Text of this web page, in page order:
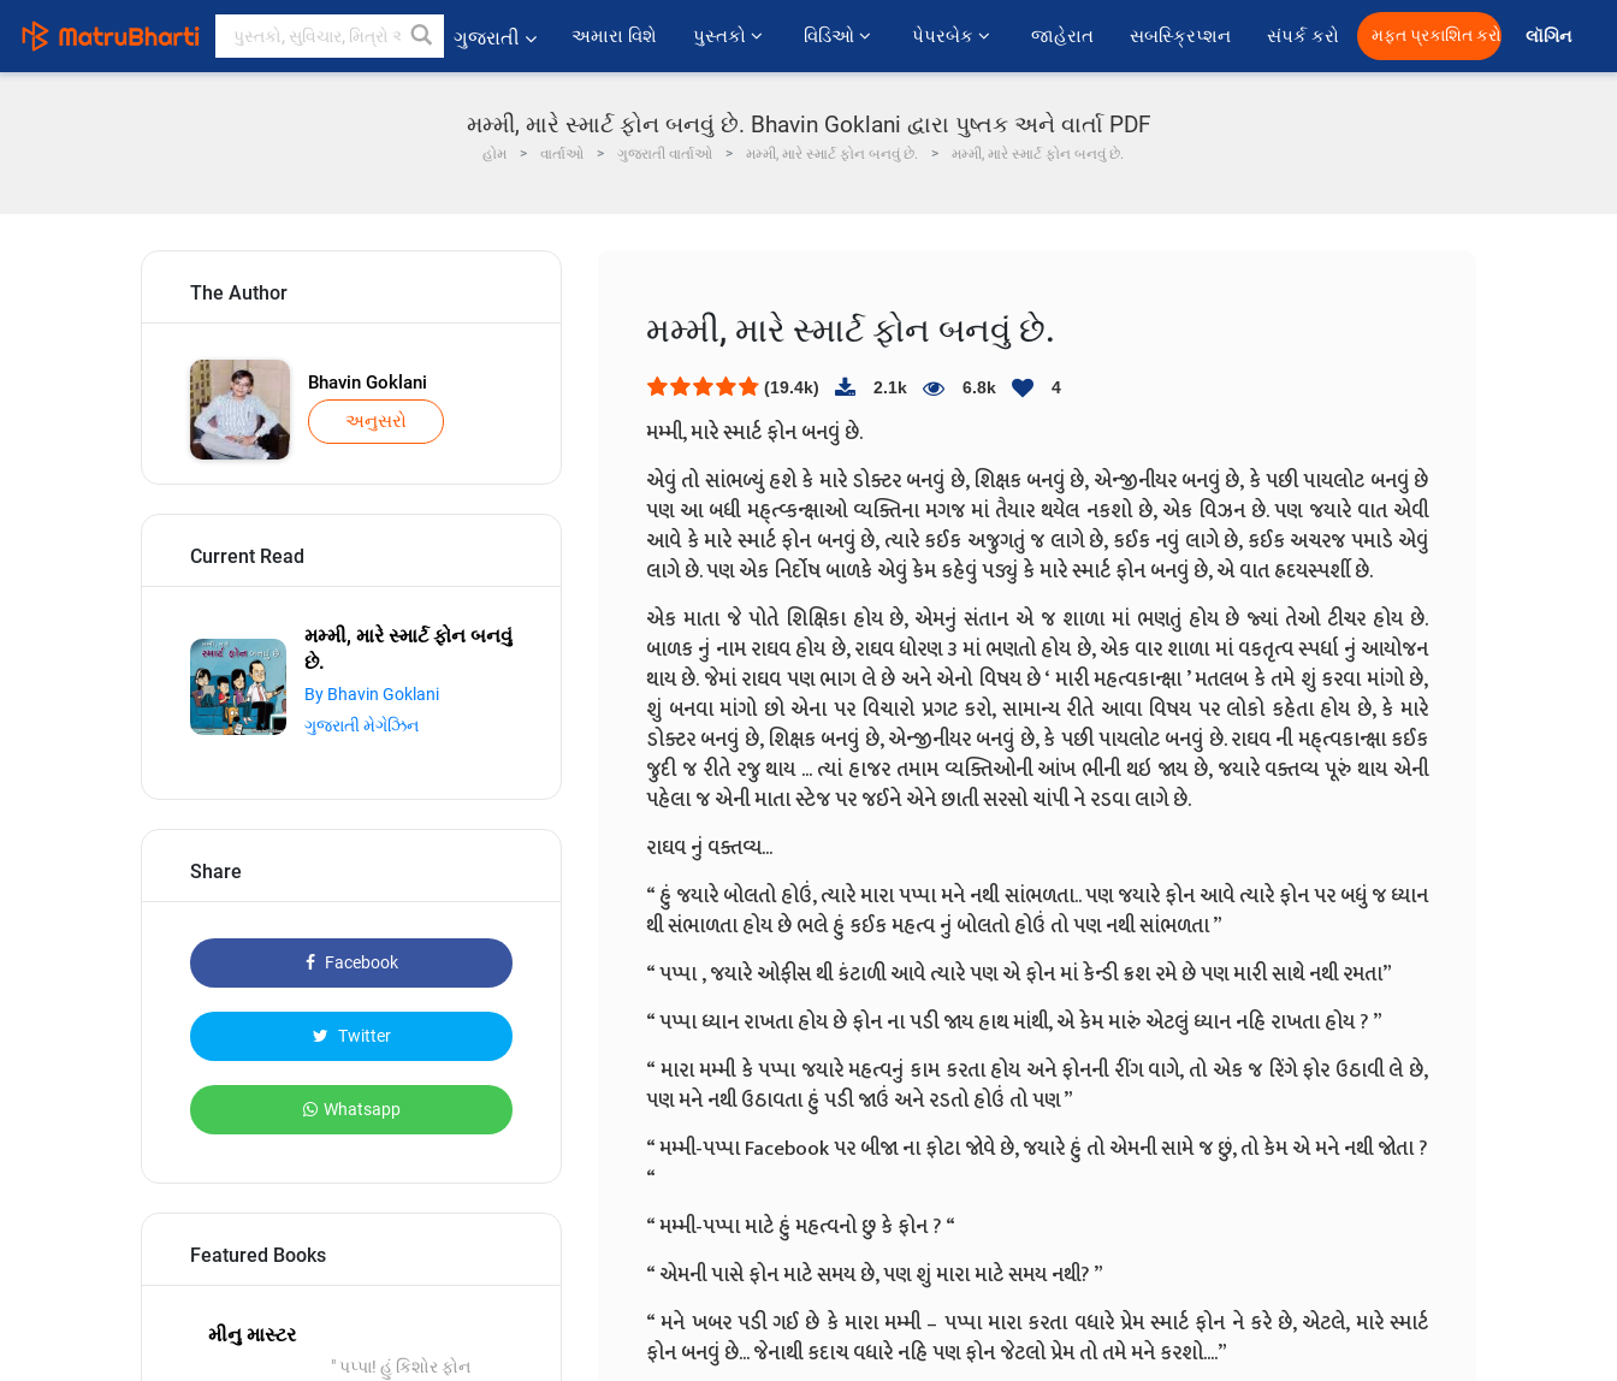
ગુજરાતી અમારા વિશે પુસ્તકો વિડિઓ પેપરબેક જાહેરાત સબસ્ક્રિપ્શન સંપર્ક કરો મફત પ્રકાશિત કરો લૉગિન
મમ્મી, મારે સ્માર્ટ ફોન બનવું છે. Bhavin Goklani દ્વારા પુષ્તક અને વાર્તા PDF
હોમ વાર્તાઓ ગુજરાતી વાર્તાઓ મમ્મી, મારે સ્માર્ટ ફોન બનવું છે. મમ્મી, મારે સ્માર્ટ ફોન બનવું છે.
The Author
Bhavin Goklani
અનુસરો
Current Read
મમ્મી, મારે સ્માર્ટ ફોન બનવું
છે.
By Bhavin Goklani
ગુજરાતી મેગેઝિન
Share
Facebook
Twitter
Whatsapp
Featured Books
મીનુ માસ્ટર
" પપ્પા! હું કિશોર ફોન
મમ્મી, મારે સ્માર્ટ ફોન બનવું છે.
(19.4k) 2.1k 6.8k 4
મમ્મી, મારે સ્માર્ટ ફોન બનવું છે.
એવું તો સાંભળ્યું હશે કે મારે ડોક્ટર બનવું છે, શિક્ષક બનવું છે, એન્જીનીયર બનવું છે, કે પછી પાયલોટ બનવું છે
પણ આ બધી મહ્ત્વ્કન્ક્ષાઓ વ્યક્તિના મગજ માં તૈયાર થયેલ નકશો છે, એક વિઝન છે. પણ જયારે વાત એવી
આવે કે મારે સ્માર્ટ ફોન બનવું છે, ત્યારે કઈક અજુગતું જ લાગે છે, કઈક નવું લાગે છે, કઈક અચરજ પમાડે એવું
લાગે છે. પણ એક નિર્દોષ બાળકે એવું કેમ કહેવું પડ્યું કે મારે સ્માર્ટ ફોન બનવું છે, એ વાત હ્રદયસ્પર્શી છે.
એક માતા જે પોતે શિક્ષિકા હોય છે, એમનું સંતાન એ જ શાળા માં ભણતું હોય છે જ્યાં તેઓ ટીચર હોય છે.
બાળક નું નામ રાઘવ હોય છે, રાઘવ ધોરણ ૩ માં ભણતો હોય છે, એક વાર શાળા માં વકતૃત્વ સ્પર્ધા નું આયોજન
થાય છે. જેમાં રાઘવ પણ ભાગ લે છે અને એનો વિષય છે ‘ મારી મહત્વકાન્ક્ષા ’ મતલબ કે તમે શું કરવા માંગો છે,
શું બનવા માંગો છો એના પર વિચારો પ્રગટ કરો, સામાન્ય રીતે આવા વિષય પર લોકો કહેતા હોય છે, કે મારે
ડોક્ટર બનવું છે, શિક્ષક બનવું છે, એન્જીનીયર બનવું છે, કે પછી પાયલોટ બનવું છે. રાઘવ ની મહ્ત્વકાન્ક્ષા કઈક
જુદી જ રીતે રજુ થાય ... ત્યાં હાજર તમામ વ્યક્તિઓની આંખ ભીની થઇ જાય છે, જયારે વક્તવ્ય પૂરું થાય એની
પહેલા જ એની માતા સ્ટેજ પર જઈને એને છાતી સરસો ચાંપી ને રડવા લાગે છે.
રાઘવ નું વક્તવ્ય...
“ હું જયારે બોલતો હોઉં, ત્યારે મારા પપ્પા મને નથી સાંભળતા.. પણ જયારે ફોન આવે ત્યારે ફોન પર બધું જ ધ્યાન
થી સંભાળતા હોય છે ભલે હું કઈક મહત્વ નું બોલતો હોઉં તો પણ નથી સાંભળતા ”
“ પપ્પા , જયારે ઓફીસ થી કંટાળી આવે ત્યારે પણ એ ફોન માં કેન્ડી ક્રશ રમે છે પણ મારી સાથે નથી રમતા”
“ પપ્પા ધ્યાન રાખતા હોય છે ફોન ના પડી જાય હાથ માંથી, એ કેમ મારું એટલું ધ્યાન નહિ રાખતા હોય ? ”
“ મારા મમ્મી કે પપ્પા જયારે મહત્વનું કામ કરતા હોય અને ફોનની રીંગ વાગે, તો એક જ રિંગે ફોર ઉઠાવી લે છે,
પણ મને નથી ઉઠાવતા હું પડી જાઉં અને રડતો હોઉં તો પણ ”
“ મમ્મી-પપ્પા Facebook પર બીજા ના ફોટા જોવે છે, જયારે હું તો એમની સામે જ છું, તો કેમ એ મને નથી જોતા ?
“
“ મમ્મી-પપ્પા માટે હું મહત્વનો છુ કે ફોન ? “
“ એમની પાસે ફોન માટે સમય છે, પણ શું મારા માટે સમય નથી? ”
“ મને ખબર પડી ગઈ છે કે મારા મમ્મી – પપ્પા મારા કરતા વધારે પ્રેમ સ્માર્ટ ફોન ને કરે છે, એટલે, મારે સ્માર્ટ
ફોન બનવું છે... જેનાથી કદાચ વધારે નહિ પણ ફોન જેટલો પ્રેમ તો તમે મને કરશો....”